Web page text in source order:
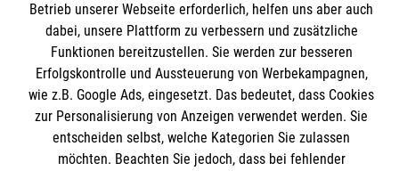
Bildungszentrum Rettungsdienst
Unsere Kurse
Notfallsanitäter
Rettungssanitäter
Freiwilligendienst
Informationen
Betrieb unserer Webseite erforderlich, helfen uns aber auch
dabei, unsere Plattform zu verbessern und zusätzliche
Funktionen bereitzustellen. Sie werden zur besseren
Erfolgskontrolle und Aussteuerung von Werbekampagnen,
wie z.B. Google Ads, eingesetzt. Das bedeutet, dass Cookies
zur Personalisierung von Anzeigen verwendet werden. Sie
entscheiden selbst, welche Kategorien Sie zulassen
möchten. Beachten Sie jedoch, dass bei fehlender